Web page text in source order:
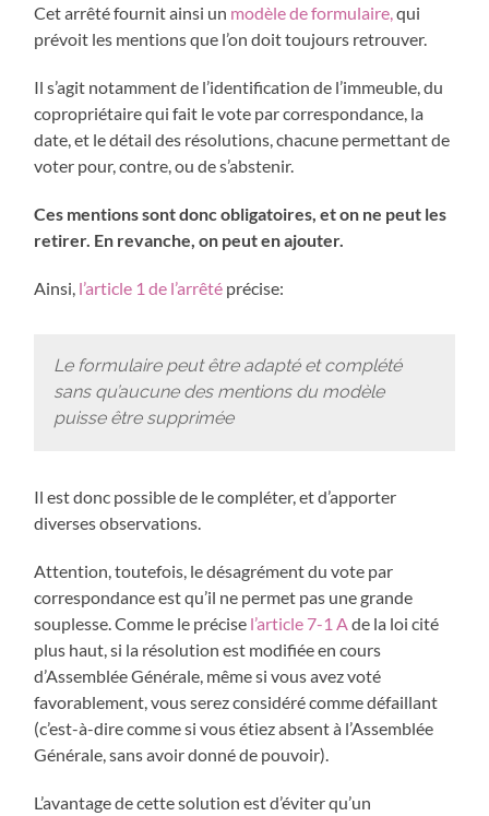
Cet arrêté fournit ainsi un modèle de formulaire, qui
prévoit les mentions que l’on doit toujours retrouver.
Il s’agit notamment de l’identification de l’immeuble, du
copropriétaire qui fait le vote par correspondance, la
date, et le détail des résolutions, chacune permettant de
voter pour, contre, ou de s’abstenir.
Ces mentions sont donc obligatoires, et on ne peut les
retirer. En revanche, on peut en ajouter.
Ainsi, l’article 1 de l’arrêté précise:
Le formulaire peut être adapté et complété
sans qu’aucune des mentions du modèle
puisse être supprimée
Il est donc possible de le compléter, et d’apporter
diverses observations.
Attention, toutefois, le désagrément du vote par
correspondance est qu’il ne permet pas une grande
souplesse. Comme le précise l’article 7-1 Ade la loi cité
plus haut, si la résolution est modifiée en cours
d’Assemblée Générale, même si vous avez voté
favorablement, vous serez considéré comme défaillant
(c’est-à-dire comme si vous étiez absent à l’Assemblée
Générale, sans avoir donné de pouvoir).
L’avantage de cette solution est d’éviter qu’un